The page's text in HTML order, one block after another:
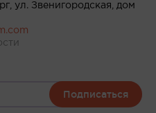
ул. Звенигородская, дом
Подписаться